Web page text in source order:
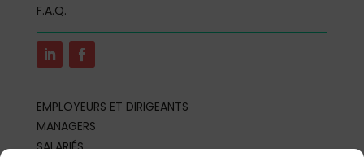
F.A.Q.
EMPLOYEURS ET DIRIGEANTS
MANAGERS
SALARIÉS